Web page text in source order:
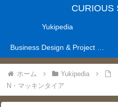
CURIOUS
Yukipedia
ホーム Yukipedia
N・マッキンタイア